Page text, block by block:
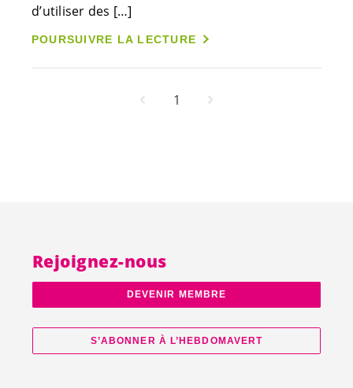
d’utiliser des […]
POURSUIVRE LA LECTURE
1
Rejoignez-nous
DEVENIR MEMBRE
S’ABONNER À L’HEBDOMAVERT